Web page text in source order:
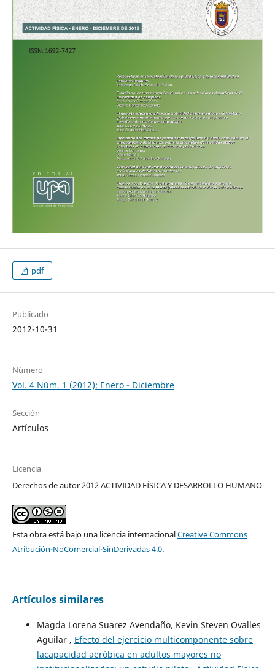
pdf
Publicado
2012-10-31
Número
Vol. 4 Núm. 1 (2012): Enero - Diciembre
Sección
Artículos
Licencia
Derechos de autor 2012 ACTIVIDAD FÍSICA Y DESARROLLO HUMANO
Esta obra está bajo una licencia internacionalCreative Commons
Atribución-NoComercial-SinDerivadas 4.0.
Artículos similares
Magda Lorena Suarez Avendaño, Kevin Steven Ovalles
Aguilar , Efecto del ejercicio multicomponente sobre
lacapacidad aeróbica en adultos mayores no